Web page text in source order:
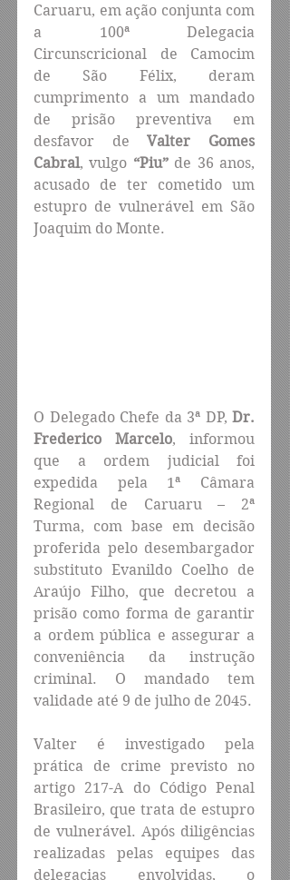
Caruaru, em ação conjunta com
a 100ª Delegacia
Circunscricional de Camocim
de São Félix, deram
cumprimento a um mandado
de prisão preventiva em
desfavor de Valter Gomes
Cabral, vulgo “Piu” de 36 anos,
acusado de ter cometido um
estupro de vulnerável em São
Joaquim do Monte.
O Delegado Chefe da 3ª DP, Dr.
Frederico Marcelo, informou
que a ordem judicial foi
expedida pela 1ª Câmara
Regional de Caruaru – 2ª
Turma, com base em decisão
proferida pelo desembargador
substituto Evanildo Coelho de
Araújo Filho, que decretou a
prisão como forma de garantir
a ordem pública e assegurar a
conveniência da instrução
criminal. O mandado tem
validade até 9 de julho de 2045.
Valter é investigado pela
prática de crime previsto no
artigo 217-A do Código Penal
Brasileiro, que trata de estupro
de vulnerável. Após diligências
realizadas pelas equipes das
delegacias envolvidas, o